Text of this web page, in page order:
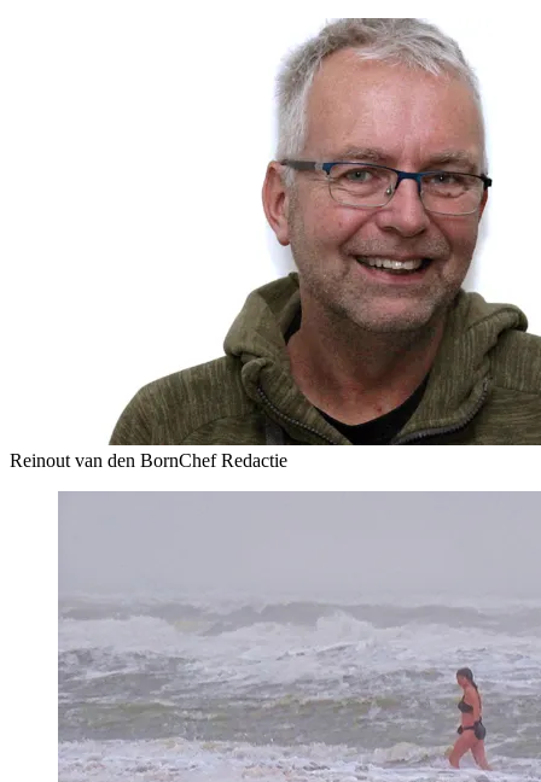
Reinout van den BornChef Redactie